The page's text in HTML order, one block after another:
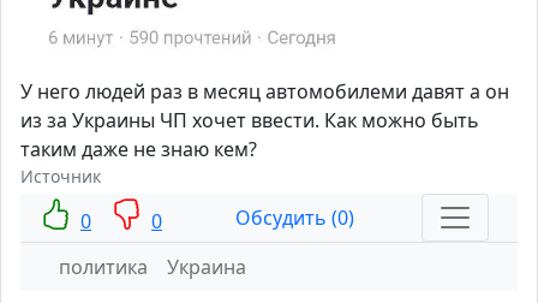
У него людей раз в месяц автомобилеми давят а он
из за Украины ЧП хочет ввести. Как можно быть
таким даже не знаю кем?
Источник
0 0
Обсудить (0)
политика
Украина